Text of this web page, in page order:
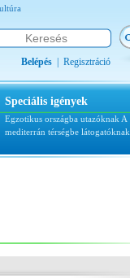
Belépés Regisztráció
Speciális igények
Egzotikus országba utazóknak A
mediterrán térségbe látogatóknak